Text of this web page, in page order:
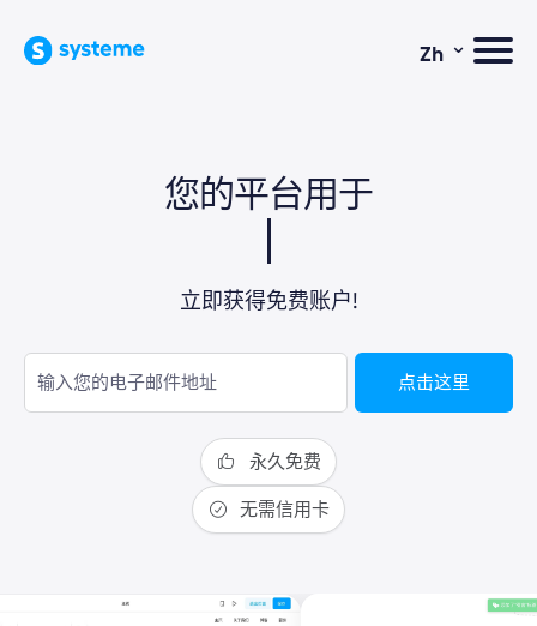
Zh ⌄
您的平台用于
立即获得免费账户!
点击这里
永久免费
无需信用卡